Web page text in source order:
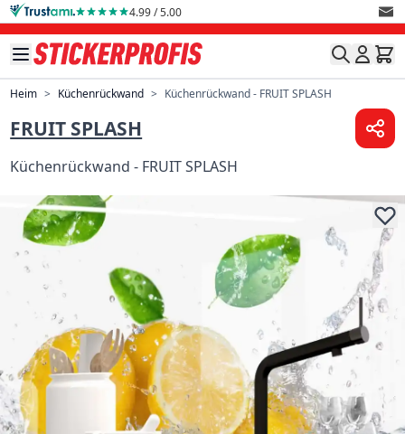
Direkt zum Inhalt 4.99 / 5.00
Heim > Küchenrückwand > Küchenrückwand - FRUIT SPLASH
FRUIT SPLASH
Küchenrückwand - FRUIT SPLASH